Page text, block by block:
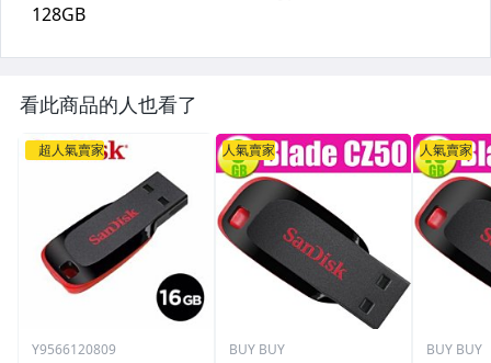
看此商品的人也看了
超人氣賣家
Y9566120809
人氣賣家
BUY BUY
人氣賣家
BUY BUY